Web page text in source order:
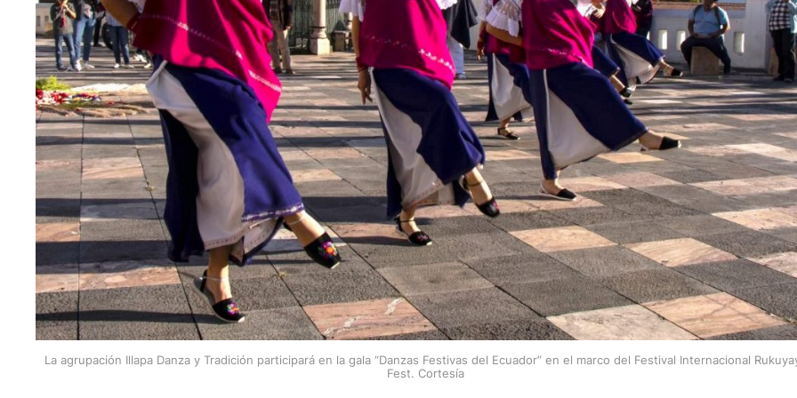
La agrupación Illapa Danza y Tradición participará en la gala “Danzas Festivas del Ecuador” en el marco del Festival Internacional
Fest. Cortesía